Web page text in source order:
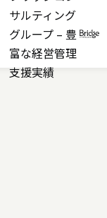
サルティング
グループ – 豊
富な経営管理
支援実績
に向